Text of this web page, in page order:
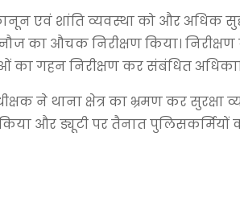
एवं शांति व्यवस्था को और अधिक
का औचक निरीक्षण किया।
का गहन निरीक्षण कर संबंधित
ने थाना क्षेत्र का भ्रमण कर सुरक्षा
और ड्यूटी पर तैनात पुलिसकर्मियों